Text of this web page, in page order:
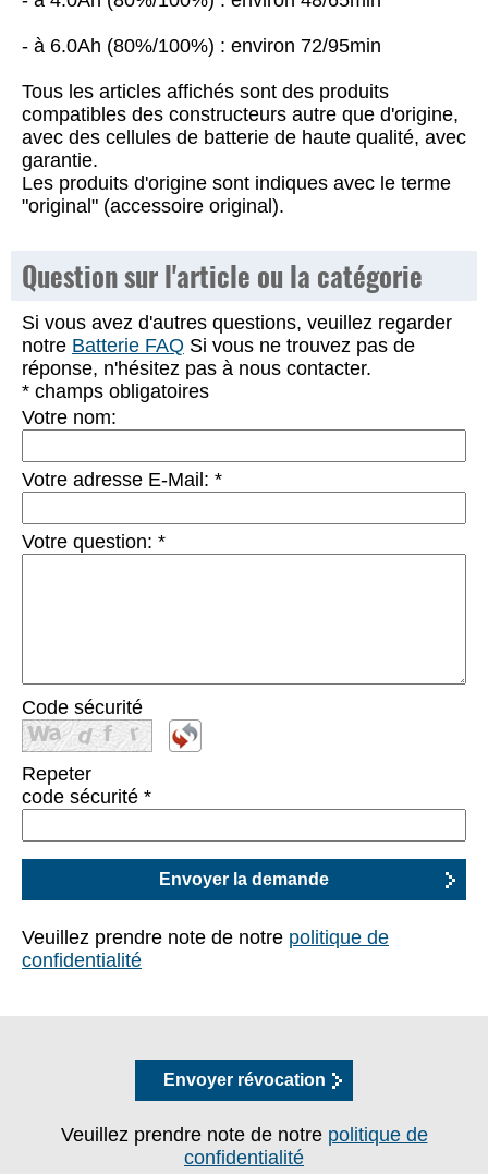
- à 6.0Ah (80%/100%) : environ 72/95min
Tous les articles affichés sont des produits
compatibles des constructeurs autre que d'origine,
avec des cellules de batterie de haute qualité, avec
garantie.
Les produits d'origine sont indiques avec le terme
"original" (accessoire original).
Question sur l'article ou la catégorie
Si vous avez d'autres questions, veuillez regarder
notre Batterie FAQ Si vous ne trouvez pas de
réponse, n'hésitez pas à nous contacter.
* champs obligatoires
Votre nom:
Votre adresse E-Mail: *
Votre question: *
Code sécurité
Repeter
code sécurité *
Veuillez prendre note de notre politique de
confidentialité
Envoyer révocation
Veuillez prendre note de notre politique de
confidentialité